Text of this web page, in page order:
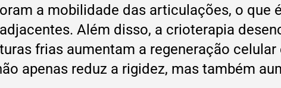
a mobilidade das articulações, o que
Além disso, a crioterapia
frias aumentam a regeneração
apenas reduz a rigidez, mas também